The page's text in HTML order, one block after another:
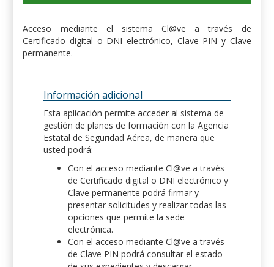
Acceso mediante el sistema Cl@ve a través de
Certificado digital o DNI electrónico, Clave PIN y Clave
permanente.
Información adicional
Esta aplicación permite acceder al sistema de
gestión de planes de formación con la Agencia
Estatal de Seguridad Aérea, de manera que
usted podrá:
Con el acceso mediante Cl@ve a través
de Certificado digital o DNI electrónico y
Clave permanente podrá firmar y
presentar solicitudes y realizar todas las
opciones que permite la sede
electrónica.
Con el acceso mediante Cl@ve a través
de Clave PIN podrá consultar el estado